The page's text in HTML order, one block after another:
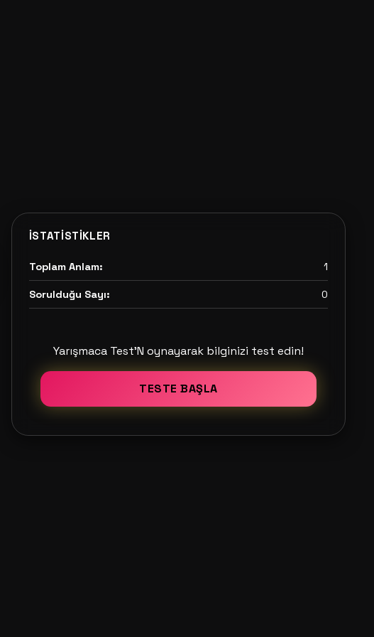
İSTATISTIKLER
Toplam Anlam: 1
Sorulduğu Sayı: 0
Yarışmaca Test'N oynayarak bilginizi test edin!
TESTE BAŞLA